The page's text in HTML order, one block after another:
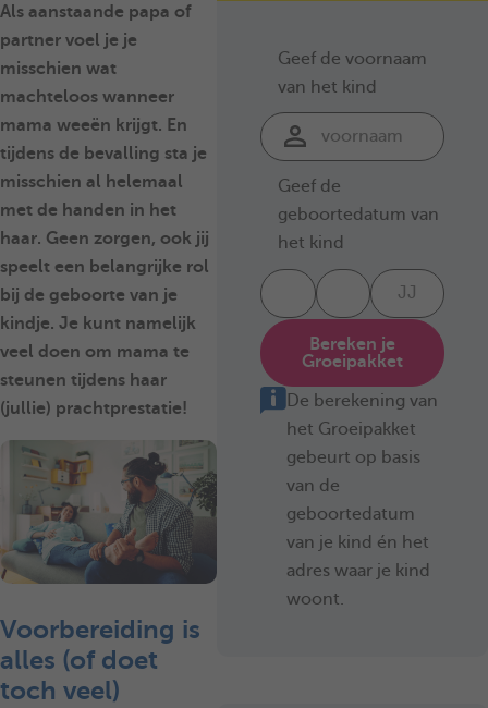
Als aanstaande papa of
partner voel je je
misschien wat
machteloos wanneer
mama weeën krijgt. En
tijdens de bevalling sta je
misschien al helemaal
met de handen in het
haar. Geen zorgen, ook jij
speelt een belangrijke rol
bij de geboorte van je
kindje. Je kunt namelijk
veel doen om mama te
steunen tijdens haar
(jullie) prachtprestatie!
Voorbereiding is
alles (of doet
toch veel)
Geef de voornaam
van het kind
Geef de
geboortedatum van
het kind
Bereken je
Groeipakket
De berekening van
het Groeipakket
gebeurt op basis
van de
geboortedatum
van je kind én het
adres waar je kind
woont.